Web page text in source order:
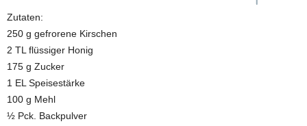
Zutaten:
250 g gefrorene Kirschen
2 TL flüssiger Honig
175 g Zucker
1 EL Speisestärke
100 g Mehl
½ Pck. Backpulver